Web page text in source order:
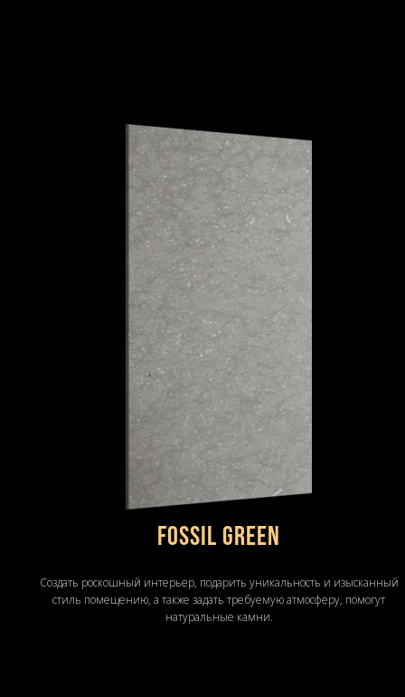
Fossil Green
Создать роскошный интерьер, подарить уникальность и изысканный
стиль помещению, а также задать требуемую атмосферу, помогут
натуральные камни.